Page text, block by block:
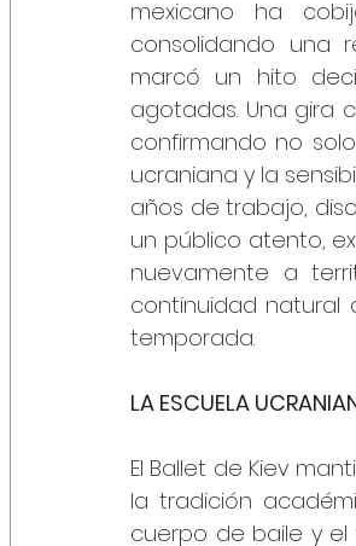
mexicano ha
consolidando una
marcó un hito
agotadas. Una gira
confirmando no
ucraniana y la
años de trabajo,
un público atento,
nuevamente a
continuidad
temporada.
LA ESCUELA
El Ballet de Kiev
la tradición
cuerpo de baile y el